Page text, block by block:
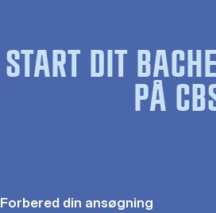
START DIT
PÅ
Forbered din ansøgning